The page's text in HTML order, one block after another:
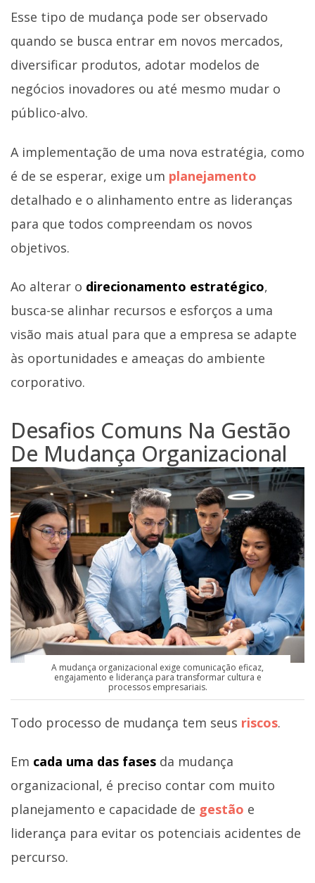
Esse tipo de mudança pode ser observado
quando se busca entrar em novos mercados,
diversificar produtos, adotar modelos de
negócios inovadores ou até mesmo mudar o
público-alvo.
A implementação de uma nova estratégia, como
é de se esperar, exige um planejamento
detalhado e o alinhamento entre as lideranças
para que todos compreendam os novos
objetivos.
Ao alterar o direcionamento estratégico,
busca-se alinhar recursos e esforços a uma
visão mais atual para que a empresa se adapte
às oportunidades e ameaças do ambiente
corporativo.
Desafios Comuns Na Gestão
De Mudança Organizacional
A mudança organizacional exige comunicação eficaz,
engajamento e liderança para transformar cultura e
processos empresariais.
Todo processo de mudança tem seus riscos.
Em cada uma das fases da mudança
organizacional, é preciso contar com muito
planejamento e capacidade de gestão e
liderança para evitar os potenciais acidentes de
percurso.